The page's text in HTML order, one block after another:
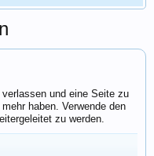
und eine Seite zu
haben. Verwende den
zu werden.